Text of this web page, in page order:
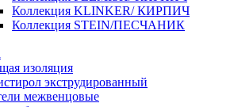
Коллекция KLINKER/ КИРПИЧ
Коллекция STEIN/ПЕСЧАНИК
изоляция
экструдированный
межвенцовые